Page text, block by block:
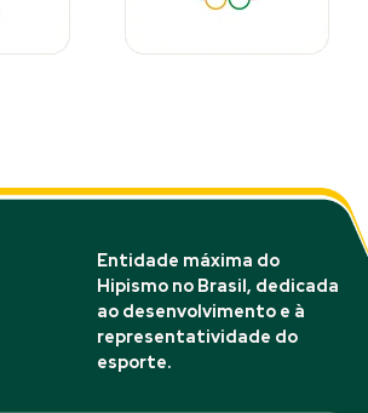
Entidade máxima do
Hipismo no Brasil, dedicada
ao desenvolvimento e à
representatividade do
esporte.